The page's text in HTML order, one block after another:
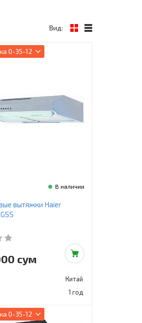
Вид:
0-35-12
В наличии
вытяжки Haier
сум
Китай
1 год
0-35-12